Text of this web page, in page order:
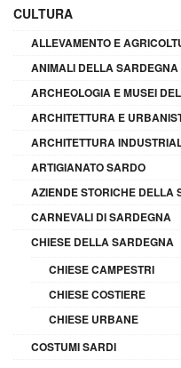
CULTURA
ALLEVAMENTO E
ANIMALI DELLA SARDEGNA
ARCHEOLOGIA E MUSEI
ARCHITETTURA E
ARCHITETTURA
ARTIGIANATO SARDO
AZIENDE STORICHE DELLA
CARNEVALI DI SARDEGNA
CHIESE DELLA SARDEGNA
CHIESE CAMPESTRI
CHIESE COSTIERE
CHIESE URBANE
COSTUMI SARDI